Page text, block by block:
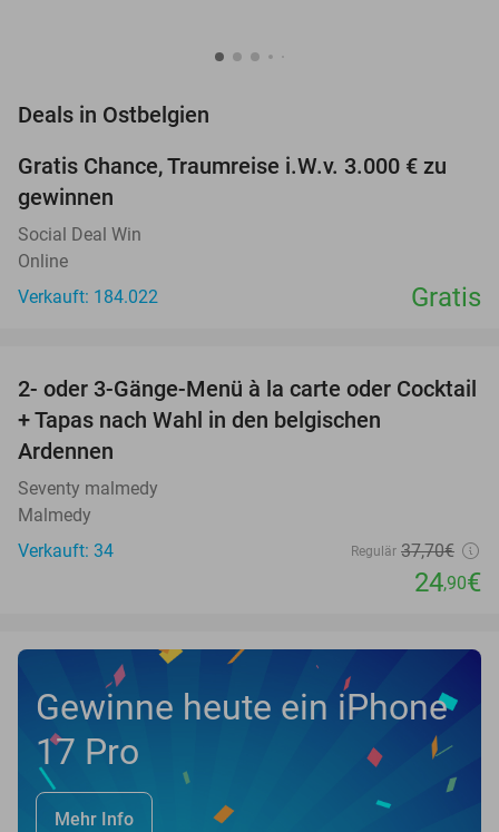
Deals in Ostbelgien
Gratis Chance, Traumreise i.W.v. 3.000 € zu
gewinnen
Social Deal Win
Online
Verkauft: 184.022
Gratis
34%
2- oder 3-Gänge-Menü à la carte oder Cocktail
+ Tapas nach Wahl in den belgischen
Ardennen
Seventy malmedy
Malmedy
Verkauft: 34
Regulär 37,70€
24,90€
Gewinne heute ein iPhone
17 Pro
Mehr Info